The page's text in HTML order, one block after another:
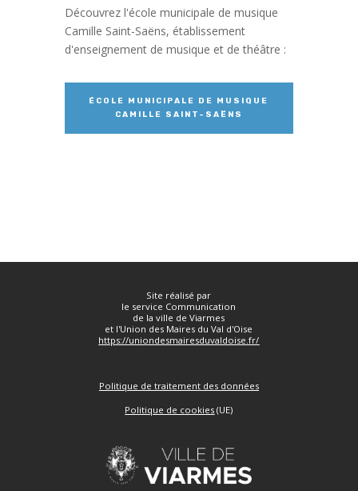
Découvrez l'école municipale de musique
Camille Saint-Saëns, établissement
d'enseignement de musique et de théâtre :
ÉCOLE MUNICIPALE DE MUSIQUE
CAMILLE SAINT-SAËNS
Site réalisé par
le service Communication
de la ville de Viarmes
et l'Union des Maires du Val d'Oise
https://uniondesmairesduvaldoise.fr/
Politique de traitement des données
Politique de cookies (UE)